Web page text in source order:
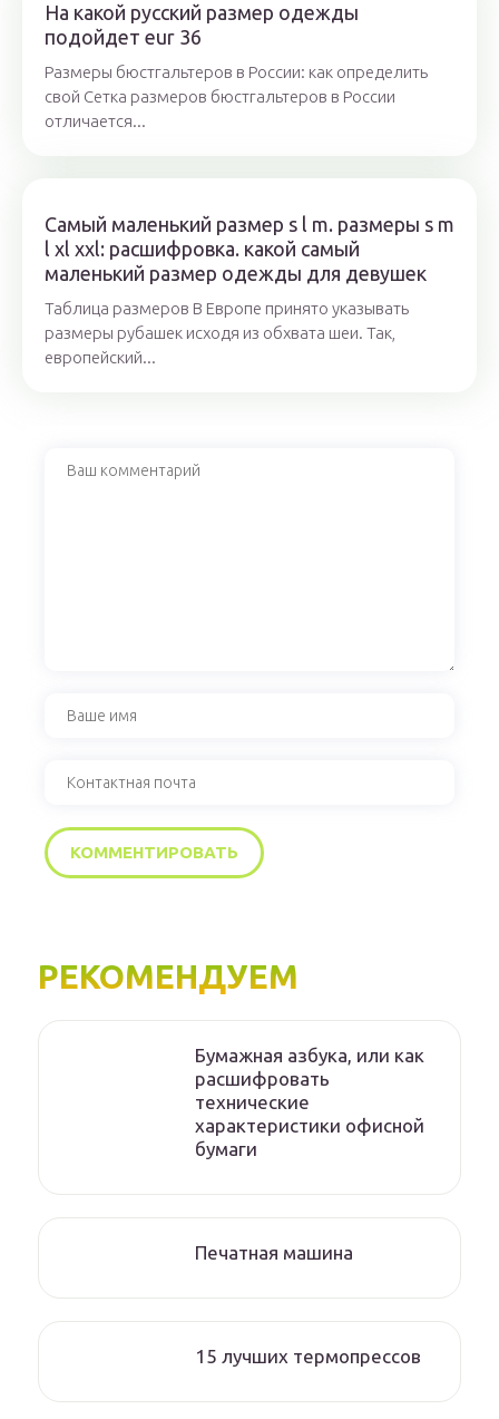
На какой русский размер одежды
подойдет eur 36
Размеры бюстгальтеров в России: как определить
свой Сетка размеров бюстгальтеров в России
отличается...
Самый маленький размер s l m. размеры s m
l xl xxl: расшифровка. какой самый
маленький размер одежды для девушек
Таблица размеров В Европе принято указывать
размеры рубашек исходя из обхвата шеи. Так,
европейский...
РЕКОМЕНДУЕМ
Бумажная азбука, или как
расшифровать
технические
характеристики офисной
бумаги
Печатная машина
15 лучших термопрессов